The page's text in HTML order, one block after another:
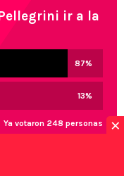
ir a la
87%
13%
Ya votaron 248 personas
se
×